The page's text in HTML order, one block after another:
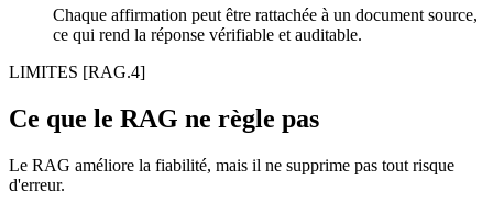
Chaque affirmation peut être rattachée à un document source,
ce qui rend la réponse vérifiable et auditable.
LIMITES [RAG.4]
Ce que le RAG ne règle pas
Le RAG améliore la fiabilité, mais il ne supprime pas tout risque
d'erreur.